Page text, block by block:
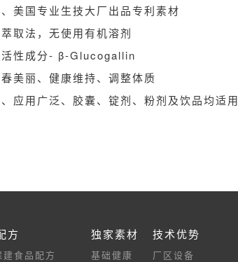
美国专业生技大厂出品专利素材
取法，无使用有机溶剂
活性成分- β-Glucogallin
美丽、健康维持、调整体质
应用广泛、胶囊、锭剂、粉剂及饮品均适用
方
建食品配方
独家素材
基础健康
技术优势
厂区设备